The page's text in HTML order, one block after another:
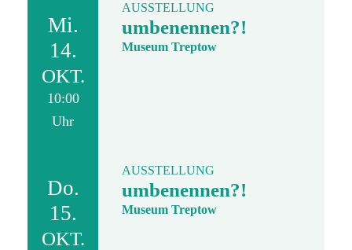
Mi.
14.
OKT.
10:00
Uhr
AUSSTELLUNG
umbenennen?!
Museum Treptow
Do.
15.
OKT.
AUSSTELLUNG
umbenennen?!
Museum Treptow